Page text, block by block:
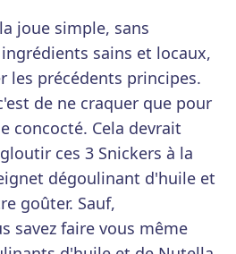
joue simple, sans
sains et locaux,
les précédents principes.
de ne craquer que pour
concocté. Cela devrait
ces 3 Snickers à la
dégoulinant d'huile et
goûter. Sauf,
savez faire vous même